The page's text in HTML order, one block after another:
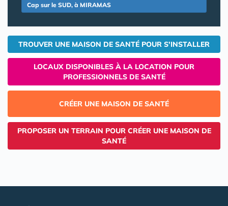
Cap sur le SUD, à MIRAMAS
TROUVER UNE MAISON DE SANTÉ POUR S'INSTALLER
LOCAUX DISPONIBLES À LA LOCATION POUR
PROFESSIONNELS DE SANTÉ
CRÉER UNE MAISON DE SANTÉ
PROPOSER UN TERRAIN POUR CRÉER UNE MAISON DE
SANTÉ